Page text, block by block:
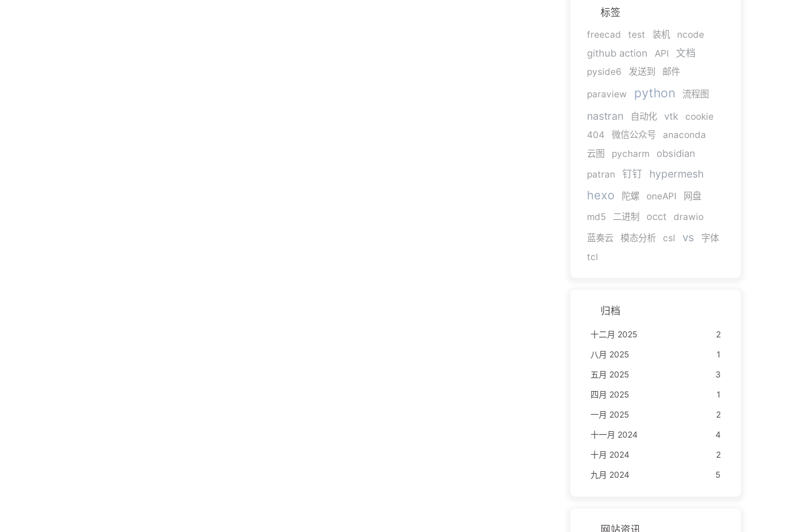
标签
freecad test 装机 ncode
github action API 文档
pyside6 发送到
邮件
paraview
python 流程图
nastran 自动化 vtk
cookie
404
微信公众号
anaconda
云图
pycharm obsidian
patran 钉钉 hypermesh
hexo 陀螺 oneAPI
网盘
md5
二进制 occt
drawio
蓝奏云
模态分析 csl vs
字体
tcl
归档
十二月 2025
2
八月 2025
1
五月 2025
3
四月 2025
1
一月 2025
2
十一月 2024
4
十月 2024
2
九月 2024
5